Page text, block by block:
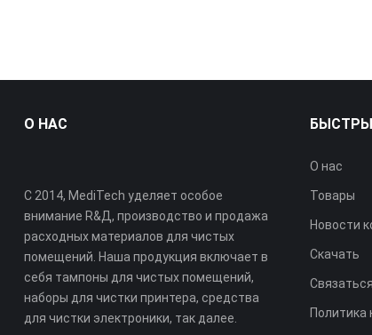
О НАС
С 2014, MediTech уделяет особое
внимание R&Д, производство и продажа
расходных материалов для чистых
помещений. Наша продукция включает в
себя тампоны для чистых помещений,
наборы для чистки принтера, средства
для чистки электроники, так далее.
О нас
Товары
Новости
Скачать
Политика